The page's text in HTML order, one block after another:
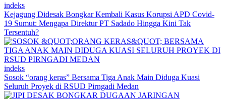
indeks
Kejagung Didesak Bongkar Kembali Kasus Korupsi APD Covid-
19 Sumut: Mengapa Direktur PT Sadado Hingga Kini Tak
Tersentuh?
indeks
Sosok “orang keras” Bersama Tiga Anak Main Diduga Kuasi
Seluruh Proyek di RSUD Pirngadi Medan